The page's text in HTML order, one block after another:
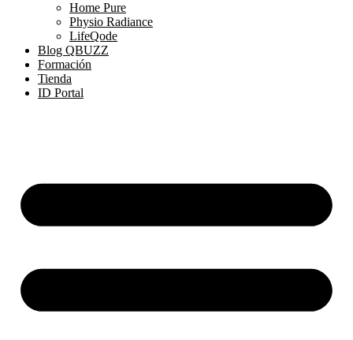
Home Pure
Physio Radiance
LifeQode
Blog QBUZZ
Formación
Tienda
ID Portal